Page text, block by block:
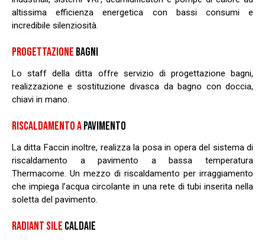
altissima efficienza energetica con bassi consumi e
incredibile silenziosità.
PROGETTAZIONE BAGNI
Lo staff della ditta offre servizio di progettazione bagni,
realizzazione e sostituzione divasca da bagno con doccia,
chiavi in mano.
RISCALDAMENTO APAVIMENTO
La ditta Faccin inoltre, realizza la posa in opera del sistema di
riscaldamento a pavimento a bassa temperatura
Thermacome. Un mezzo di riscaldamento per irraggiamento
che impiega l’acqua circolante in una rete di tubi inserita nella
soletta del pavimento.
RADIANT SILE CALDAIE